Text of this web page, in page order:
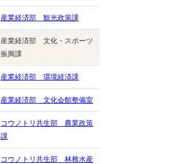
産業経済部 観光政策課
産業経済部 文化・スポーツ
振興課
産業経済部 環境経済課
産業経済部 文化会館整備室
コウノトリ共生部 農業政策
課
コウノトリ共生部 林務水産